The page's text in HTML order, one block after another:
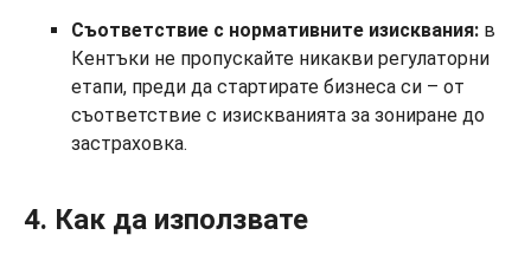
Съответствие с нормативните изисквания: в
Кентъки не пропускайте никакви регулаторни
етапи, преди да стартирате бизнеса си – от
съответствие с изискванията за зониране до
застраховка.
4. Как да използвате